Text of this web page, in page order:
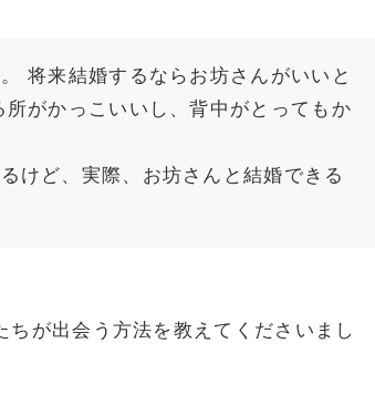
将来結婚するならお坊さんがいいと
がかっこいいし、背中がとってもか
けど、実際、お坊さんと結婚できる
が出会う方法を教えてくださいまし